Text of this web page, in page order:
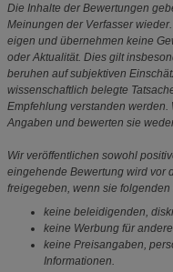
Die Inhalte der Bewertungen
Meinungen der Verfasser
eigen und übernehmen keine
oder Aktualität. Dies gilt
beruhen auf subjektiven
wissenschaftlich belegte
Empfehlung verstanden
Angaben und bewerten sie
Wir veröffentlichen sowohl
eingehende Bewertung wird vor
freigegeben, wenn sie
keine beleidigenden,
keine Werbung für
keine Preisangaben,
Informationen.